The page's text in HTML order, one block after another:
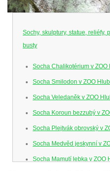
Sochy, skulptury, statue, reliéfy,
busty
Socha Chalikotérium v ZOO
Socha Smilodon v ZOO
Socha Veledaněk v ZOO
Socha Koroun bezzubý v
Socha Plejtvák obrovský v
Socha Medvěd jeskynní v
Socha Mamutí lebka v ZOO